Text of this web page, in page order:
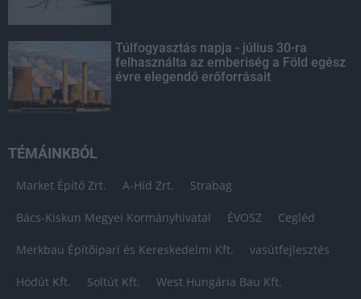
Túlfogyasztás napja - július 30-ra
felhasználta az emberiség a Föld egész
évre elegendő erőforrásait
TÉMÁINKBÓL
Market Építő Zrt. A-Híd Zrt. Strabag
Bács-Kiskun Megyei Kormányhivatal ÉVOSZ Cegléd
Merkbau Építőipari és Kereskedelmi Kft. vasútfejlesztés
Hódút Kft. Soltút Kft. West Hungária Bau Kft.